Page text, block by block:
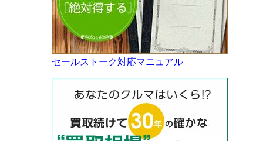
セールストーク対応マニュアル